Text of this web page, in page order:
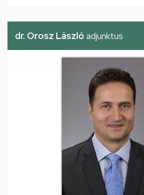
dr. Orosz László adjunktus